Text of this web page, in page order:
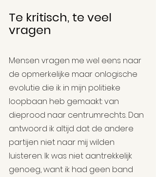
Te kritisch, te veel
vragen
Mensen vragen me wel eens naar
de opmerkelijke maar onlogische
evolutie die ik in mijn politieke
loopbaan heb gemaakt: van
dieprood naar centrumrechts. Dan
antwoord ik altijd dat de andere
partijen niet naar mij wilden
luisteren. Ik was niet aantrekkelijk
genoeg, want ik had geen band